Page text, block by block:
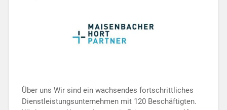
Über uns Wir sind ein wachsendes fortschrittliches
Dienstleistungsunternehmen mit 120 Beschäftigten.